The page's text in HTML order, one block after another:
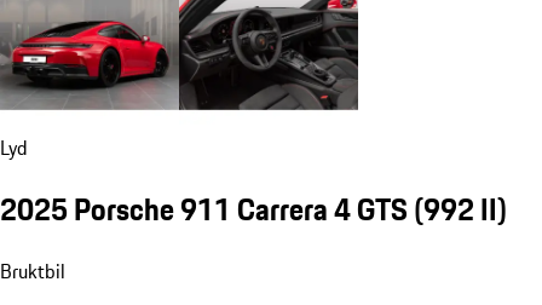
Lyd
2025 Porsche 911 Carrera 4 GTS(992 II)
Bruktbil